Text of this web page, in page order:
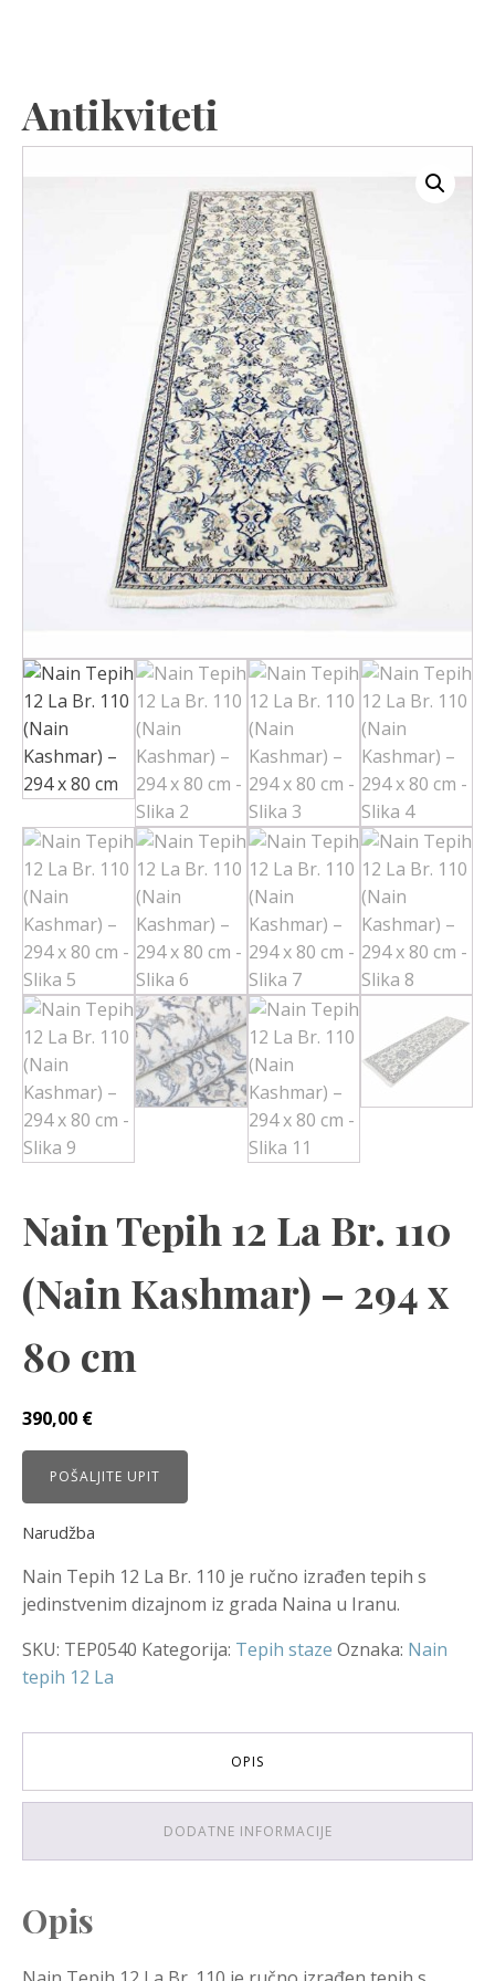
Antikviteti
Nain Tepih 12 La Br. 110
(Nain Kashmar) – 294 x
80 cm
390,00 €
POŠALJITE UPIT
Narudžba
Nain Tepih 12 La Br. 110 je ručno izrađen tepih s
jedinstvenim dizajnom iz grada Naina u Iranu.
SKU: TEP0540 Kategorija: Tepih staze Oznaka: Nain
tepih 12 La
OPIS
DODATNE INFORMACIJE
Opis